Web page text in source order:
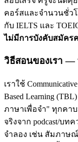
คอร์สและจำนวนชั่ว
กับ IELTS และ
ไม่มีการบังคับสมัคร
วิธีสอนของเรา —
เราใช้
Based Learning
ภาษาเพื่อจำ" ทุกคา
จริงจาก podcast/บท
จำลอง เช่น สัมภาษณ์